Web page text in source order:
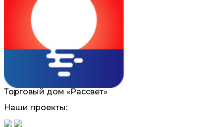
Торговый дом «Рассвет»
Наши проекты: